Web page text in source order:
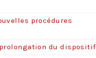
procédures
du dispositif